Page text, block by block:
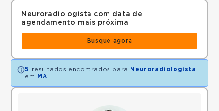
Neuroradiologista com data de
agendamento mais próxima
Busque agora
5 resultados encontrados para
Neuroradiologista
em
MA